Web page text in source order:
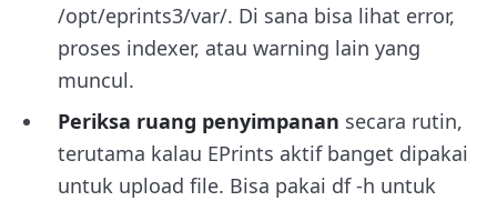
/opt/eprints3/var/. Di sana bisa lihat error,
proses indexer, atau warning lain yang
muncul.
Periksa ruang penyimpanan secara rutin,
terutama kalau EPrints aktif banget dipakai
untuk upload file. Bisa pakai df -h untuk